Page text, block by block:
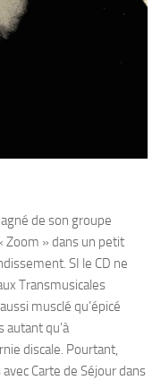
de son groupe
Zoom » dans un petit
SI le CD ne
Transmusicales
musclé qu’épicé
autant qu’à
discale. Pourtant,
Carte de Séjour dans